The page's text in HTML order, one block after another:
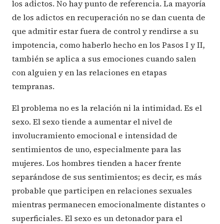
los adictos. No hay punto de referencia. La mayoría
de los adictos en recuperación no se dan cuenta de
que admitir estar fuera de control y rendirse a su
impotencia, como haberlo hecho en los Pasos I y II,
también se aplica a sus emociones cuando salen
con alguien y en las relaciones en etapas
tempranas.
El problema no es la relación ni la intimidad. Es el
sexo. El sexo tiende a aumentar el nivel de
involucramiento emocional e intensidad de
sentimientos de uno, especialmente para las
mujeres. Los hombres tienden a hacer frente
separándose de sus sentimientos; es decir, es más
probable que participen en relaciones sexuales
mientras permanecen emocionalmente distantes o
superficiales. El sexo es un detonador para el